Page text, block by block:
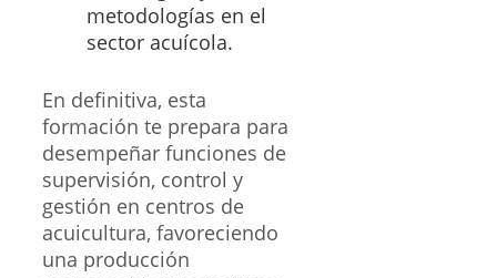
metodologías en el
sector acuícola.
En definitiva, esta
formación te prepara para
desempeñar funciones de
supervisión, control y
gestión en centros de
acuicultura, favoreciendo
una producción